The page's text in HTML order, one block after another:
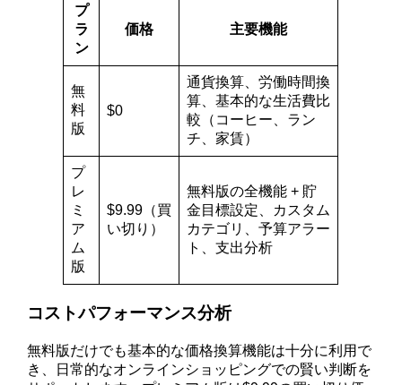
プ
ラ
ン
価格 主要機能
無
料
版
$0
通貨換算、労働時間換
算、基本的な生活費比
較（コーヒー、ラン
チ、家賃）
プ
レ
ミ
ア
ム
版
$9.99（買
い切り）
無料版の全機能 + 貯
金目標設定、カスタム
カテゴリ、予算アラー
ト、支出分析
コストパフォーマンス分析
無料版だけでも基本的な価格換算機能は十分に利用で
き、日常的なオンラインショッピングでの賢い判断を